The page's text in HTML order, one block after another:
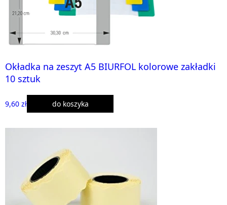
Okładka na zeszyt A5 BIURFOL kolorowe zakładki
10 sztuk
9,60 zł do koszyka